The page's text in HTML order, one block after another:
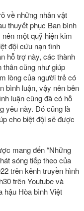
về những nhân vật
thuyết phục Ban bình
một quỹ hiện kim
đội cứu nạn tình
hỗ trợ này, các thành
thân cũng như giúp
lòng của người trẻ có
bình luận, vậy nên bên
luận cũng đã có hỗ
yêu này. Đó cũng là
cho biệt đội sẽ được
mang đến “Những
sóng tiếp theo của
trên kênh truyền hình
trên Youtube và
hậu Hòa bình Việt